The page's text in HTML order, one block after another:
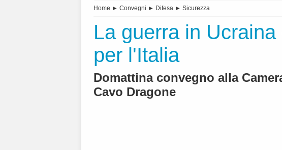
Home ► Convegni ► Difesa ► Sicurezza
La guerra in
per l'Italia
Domattina convegno alla
Cavo Dragone